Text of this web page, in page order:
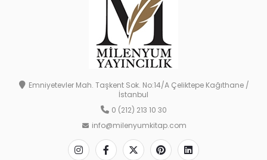
Emniyetevler Mah. Taşkent Sok. No:14/A Çeliktepe Kağıthane /
İstanbul
0 (212) 213 10 30
info@milenyumkitap.com